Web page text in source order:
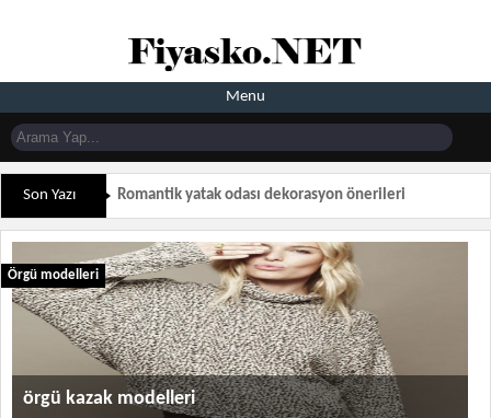
Menu
Son Yazı Romantik yatak odası dekorasyon önerileri
Örgü modelleri
örgü kazak modelleri